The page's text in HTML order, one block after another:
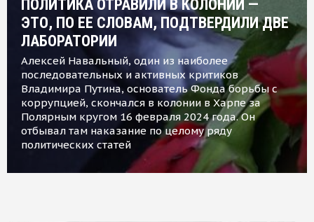
ПОЛИТИКА ОТРАВИЛИ В КОЛОНИИ —
ЭТО, ПО ЕЕ СЛОВАМ, ПОДТВЕРДИЛИ ДВЕ
ЛАБОРАТОРИИ
Алексей Навальный, один из наиболее
последовательных и активных критиков
Владимира Путина, основатель Фонда борьбы с
коррупцией, скончался в колонии в Харпе за
Полярным кругом 16 февраля 2024 года. Он
отбывал там наказание по целому ряду
политических статей